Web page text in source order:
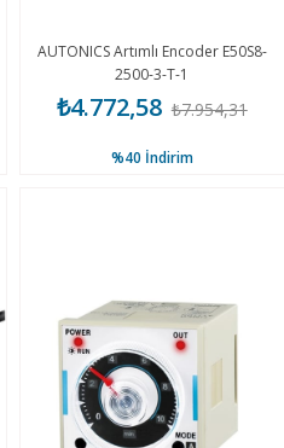
AUTONICS Artımlı Encoder E50S8-
2500-3-T-1
₺4.772,58 ₺7.954,31
%40 İndirim